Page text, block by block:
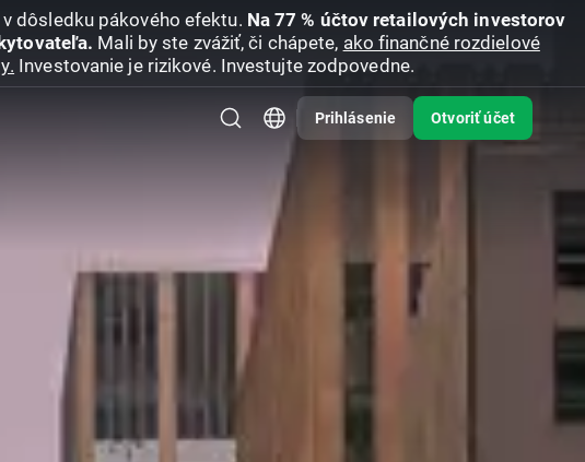
dôsledku pákového efektu. Na 77 % účtov retailových investorov
Mali by ste zvážiť, či chápete, ako finančné rozdielové
Investovanie je rizikové. Investujte zodpovedne.
Prihlásenie Otvoriť účet